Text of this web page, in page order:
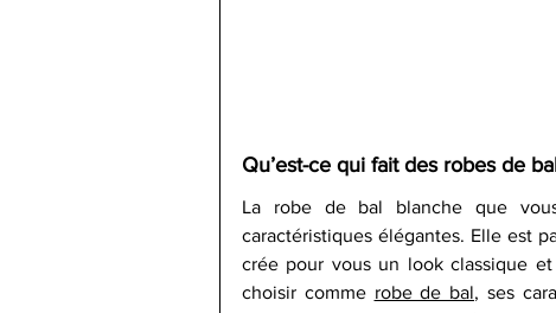
Qu’est-ce qui fait des robes de
La robe de bal blanche que
caractéristiques élégantes. Elle est
crée pour vous un look classique
choisir comme robe de bal, ses